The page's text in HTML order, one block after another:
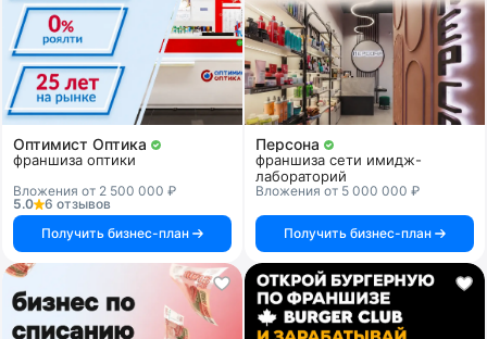
Оптимист Оптика
франшиза оптики
Вложения от 2 500 000 ₽
5.0
6 отзывов
Получить бизнес-план
Персона
франшиза сети имидж-
лабораторий
Вложения от 5 000 000 ₽
Получить бизнес-план